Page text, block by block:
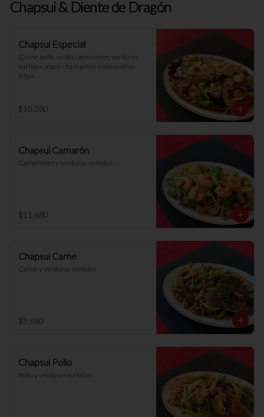
Chapsui & Diente de Dragón
Chapsui Especial
Carne, pollo, cerdo, camarones, verduras
surtidas, algas, champiñón y almendras
fritas
$10.380
Chapsui Camarón
Camarones y verduras surtidas
$11.680
Chapsui Carne
Carne y verduras surtidas
$9.680
Chapsui Pollo
Pollo y verduras surtidas